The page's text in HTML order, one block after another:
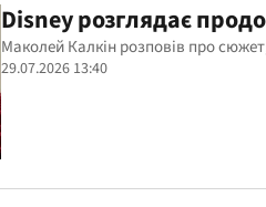
Disney розглядає
Маколей Калкін розповів про
29.07.2026 13:40